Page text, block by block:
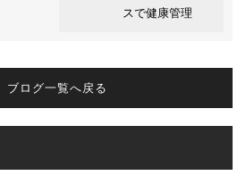
スで健康管理
ブログ一覧へ戻る